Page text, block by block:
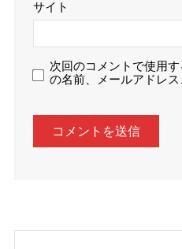
サイト
次回のコメントで使用
の名前、メールアドレス